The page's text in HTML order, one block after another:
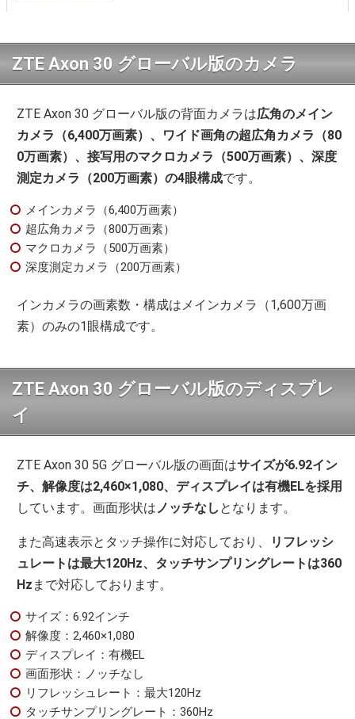
ZTE Axon 30 グローバル版のカメラ
ZTE Axon 30 グローバル版の背面カメラは広角のメイン
カメラ（6,400万画素）、ワイド画角の超広角カメラ（80
0万画素）、接写用のマクロカメラ（500万画素）、深度
測定カメラ（200万画素）の4眼構成です。
メインカメラ（6,400万画素）
超広角カメラ（800万画素）
マクロカメラ（500万画素）
深度測定カメラ（200万画素）
インカメラの画素数・構成はメインカメラ（1,600万画
素）のみの1眼構成です。
ZTE Axon 30 グローバル版のディスプレ
イ
ZTE Axon 30 5G グローバル版の画面はサイズが6.92イン
チ、解像度は2,460×1,080、ディスプレイは有機ELを採用
しています。画面形状はノッチなし となります。
また高速表示とタッチ操作に対応しており、
リフレッシ
ュレートは最大120Hz、タッチサンプリングレートは360
Hz まで対応しております。
サイズ：6.92インチ
解像度：2,460×1,080
ディスプレイ：有機EL
画面形状：ノッチなし
リフレッシュレート：最大120Hz
タッチサンプリングレート：360Hz